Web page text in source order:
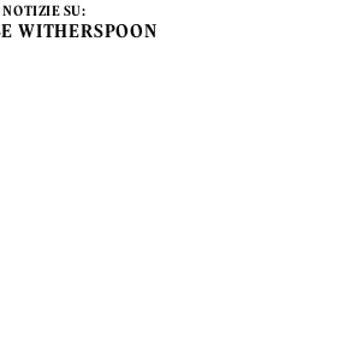
NOTIZIE SU:
WITHERSPOON